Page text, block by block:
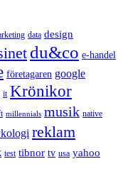
data design
du&co e-handel
företagaren google
it Krönikor
millennials musik native
reklam
test tibnor tv usa yahoo